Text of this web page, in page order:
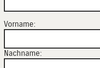
Vorname:
Nachname: